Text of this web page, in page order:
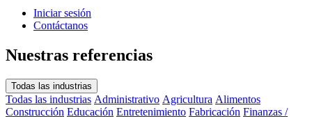
Iniciar sesión
Contáctanos
Nuestras referencias
Todas las industrias
Todas las industrias Administrativo Agricultura Alimentos
Construcción Educación Entretenimiento Fabricación Finanzas /